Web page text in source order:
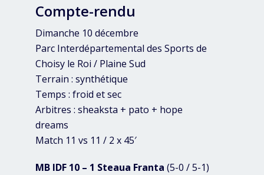
Compte-rendu
Dimanche 10 décembre
Parc Interdépartemental des Sports de
Choisy le Roi / Plaine Sud
Terrain : synthétique
Temps : froid et sec
Arbitres : sheaksta + pato + hope
dreams
Match 11 vs 11 / 2 x 45′
MB IDF 10 – 1 Steaua Franta (5-0 / 5-1)